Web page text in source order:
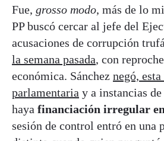
Fue, grosso modo, más de lo
PP buscó cercar al jefe del
acusaciones de corrupción
la semana pasada, con
económica. Sánchez negó,
parlamentaria y a instancias
haya financiación irregular
sesión de control entró en una